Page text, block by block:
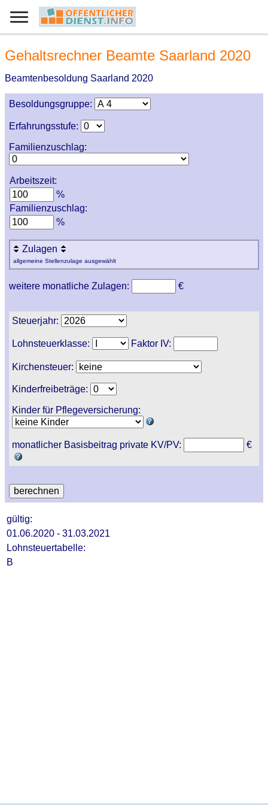
Gehaltsrechner Beamte Saarland 2020
Beamtenbesoldung Saarland 2020
Besoldungsgruppe:
Erfahrungsstufe:
Familienzuschlag:
Arbeitszeit:
%
Familienzuschlag:
%
Zulagen
allgemeine Stellenzulage ausgewählt
weitere monatliche Zulagen: €
Steuerjahr:
Lohnsteuerklasse: Faktor IV:
Kirchensteuer:
Kinderfreibeträge:
Kinder für Pflegeversicherung:
monatlicher Basisbeitrag private KV/PV: €
gültig:
01.06.2020 - 31.03.2021
Lohnsteuertabelle:
B